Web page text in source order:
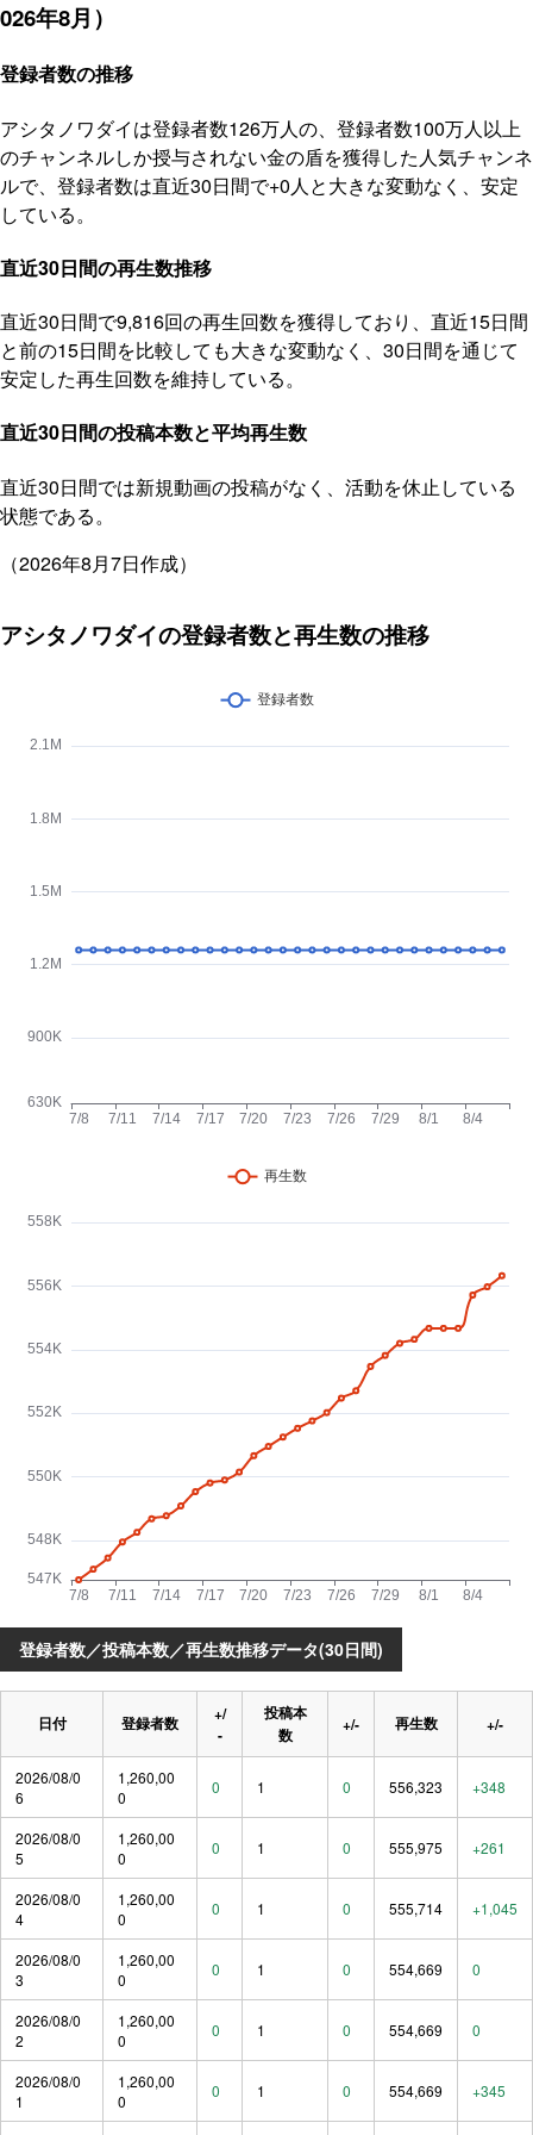
026年8月）
登録者数の推移
アシタノワダイは登録者数126万人の、登録者数100万人以上
のチャンネルしか授与されない金の盾を獲得した人気チャンネ
ルで、登録者数は直近30日間で+0人と大きな変動なく、安定
している。
直近30日間の再生数推移
直近30日間で9,816回の再生回数を獲得しており、直近15日間
と前の15日間を比較しても大きな変動なく、30日間を通じて
安定した再生回数を維持している。
直近30日間の投稿本数と平均再生数
直近30日間では新規動画の投稿がなく、活動を休止している
状態である。
（2026年8月7日作成）
アシタノワダイの登録者数と再生数の推移
登録者数／投稿本数／再生数推移データ(30日間)
日付 登録者数
+/
-
投稿本
数
+/- 再生数 +/-
2026/08/0
6
1,260,00
0
0 1 0 556,323 +348
2026/08/0
5
1,260,00
0
0 1 0 555,975 +261
2026/08/0
4
1,260,00
0
0 1 0 555,714 +1,045
2026/08/0
3
1,260,00
0
0 1 0 554,669 0
2026/08/0
2
1,260,00
0
0 1 0 554,669 0
2026/08/0
1
1,260,00
0
0 1 0 554,669 +345